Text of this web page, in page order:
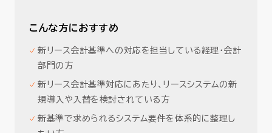
こんな方におすすめ
新リース会計基準への対応を担当している経理・会計
部門の方
新リース会計基準対応にあたり、リースシステムの新
規導入や入替を検討されている方
新基準で求められるシステム要件を体系的に整理し